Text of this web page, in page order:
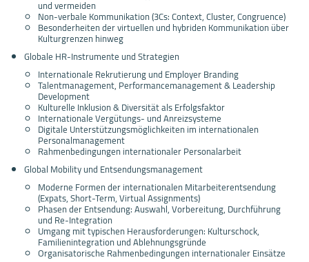
und vermeiden
Non-verbale Kommunikation (3Cs: Context, Cluster, Congruence)
Besonderheiten der virtuellen und hybriden Kommunikation über
Kulturgrenzen hinweg
Globale HR-Instrumente und Strategien
Internationale Rekrutierung und Employer Branding
Talentmanagement, Performancemanagement & Leadership
Development
Kulturelle Inklusion & Diversität als Erfolgsfaktor
Internationale Vergütungs- und Anreizsysteme
Digitale Unterstützungsmöglichkeiten im internationalen
Personalmanagement
Rahmenbedingungen internationaler Personalarbeit
Global Mobility und Entsendungsmanagement
Moderne Formen der internationalen Mitarbeiterentsendung
(Expats, Short-Term, Virtual Assignments)
Phasen der Entsendung: Auswahl, Vorbereitung, Durchführung
und Re-Integration
Umgang mit typischen Herausforderungen: Kulturschock,
Familienintegration und Ablehnungsgründe
Organisatorische Rahmenbedingungen internationaler Einsätze